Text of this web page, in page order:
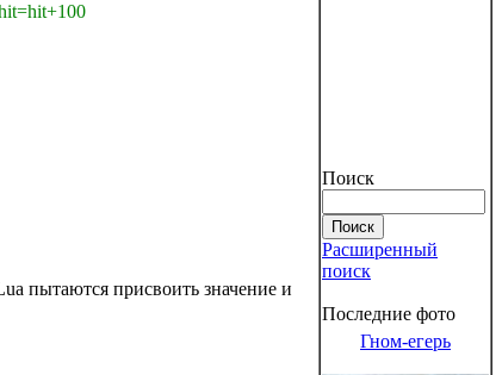
пытаются присвоить значение и
Поиск
Расширенный
поиск
Последние фото
Гном-егерь